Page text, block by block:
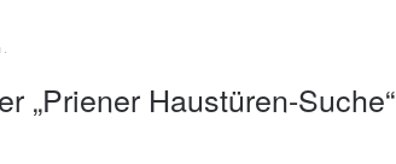
„Priener Haustüren-Suche“